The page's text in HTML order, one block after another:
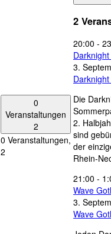
0
Veranstaltungen
2
0 Veranstaltungen,
2
2
20:00 -
3.
Die
2.
sind
der
Rhein-
21:00 -
Wave
3.
Wave